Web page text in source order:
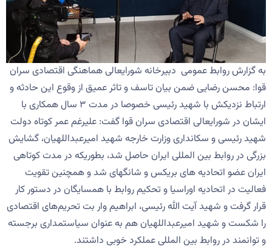
به گزارش روابط عمومی دبیرخانه شورایعالی هماهنگی اقتصادی سران
قوا: محسن رضایی ضمن بیان تاسف و تاثر عمیق از وقوع این حادثه و
ارتباط نزدیکش با شهید رئیسی خصوصا در مدت ۳ سال همکاری با
ایشان در شورایعالی اقتصادی سران قوا گفت: علیرغم عمر کوتاه دولت
شهید رئیسی و سکانداری وزارت خارجه شهید امیرعبداللهیان، گشایش
بزرگی در روابط بین المللی ایران حاصل شد، بطوریکه در مدت کوتاهی
ایران عضو اتحادیه های بریکس و شانگهای شد و همچنین تقویت
فعالیت در اتحادیه اوراسیا و تحکیم روابط با همسایگان در دستور کار
قرار گرفت و شهید آیت الله رئیسی، ابراهیم وار بت تحریم‌های اقتصادی
را شکست و شهید امیرعبداللهیان هم به عنوان سیاستمداری برجسته
و توانمند در روابط بین المللی عملکرد خوبی داشتند.